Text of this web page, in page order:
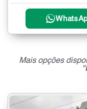
Mais opções
"